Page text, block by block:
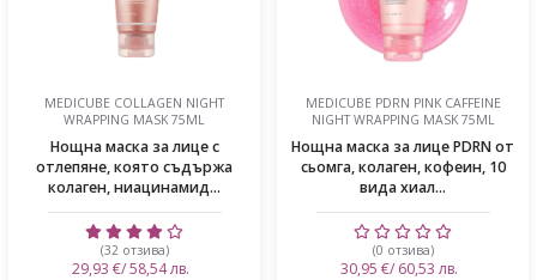
MEDICUBE COLLAGEN NIGHT
WRAPPING MASK 75ML
Нощна маска за лице с
отлепяне, която съдържа
колаген, ниацинамид...
(32 отзива)
29,93 €/ 58,54 лв.
MEDICUBE PDRN PINK CAFFEINE
NIGHT WRAPPING MASK 75ML
Нощна маска за лице PDRN от
сьомга, колаген, кофеин, 10
вида хиал...
(0 отзива)
30,95 €/ 60,53 лв.